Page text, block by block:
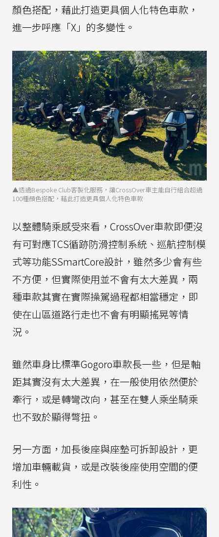
顏色搭配，藉此打造更具個人化特色車款，
進一步呼應「X」的多變性。
▲透過Bespoke Club客製化服務，讓CrossOver車主能自行組合超過
100種顏色搭配，藉此打造更具個人化特色車款
以整體騎乘感受來看，CrossOver車款即便沒
有可對應TCS循跡防滑控制系統、巡航控制模
式等功能SSmartCore設計，雖然多少會有些
不方便，但實際使用並不會有太大差異，兩
種車款其實在實際操駕過程都相當穩定，即
使在山區道路行走也不會有明顯搖晃等情
況。
雖然車身比標準Gogoro車款長一些，但是軸
距其實沒有太大差異，在一般使用依然便於
牽行，或是轉彎改向，甚至在雙人乘坐騎乘
也不致於顯得彆扭。
另一方面，加長後座與座墊可拆卸設計，更
增加車輛載貨，或是改裝後座使用空間的便
利性。